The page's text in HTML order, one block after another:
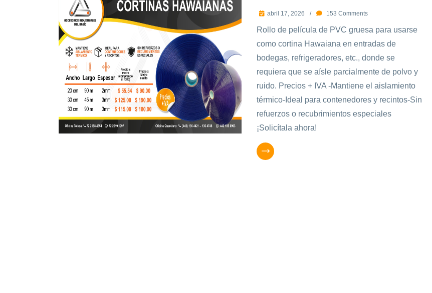
abril 17, 2026 / 153 Comments
Rollo de película de PVC gruesa para usarse
como cortina Hawaiana en entradas de
bodegas, refrigeradores, etc., donde se
requiera que se aísle parcialmente de polvo y
ruido. Precios + IVA -Mantiene el aislamiento
térmico-Ideal para contenedores y recintos-Sin
refuerzos o recubrimientos especiales
¡Solicítala ahora!